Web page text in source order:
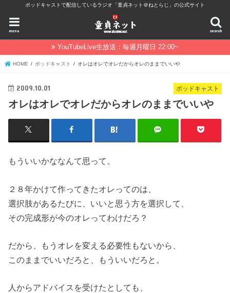
ポッドキャストで配信しているラジオ「童貞ネット＠ねとらじ」の公式サイト
search
menu
YouTubeLive生放送：毎週月曜日 22:00~
HOME ポッドキャスト オレはオレでオレだからオレのままでいいや
ポッドキャスト
2009.10.01
オレはオレでオレだからオレのままでいいや
もういいかななんて思って。
２８年かけて作ってきたオレってのは、
選択肢があるたびに、いいと思う方を選択して、
その完成形が今のオレってわけだろ？
だから、もうオレを変える必要性もないから、
このままでいいだろと、もういいだろと。
人からアドバイスを受けたとしても、